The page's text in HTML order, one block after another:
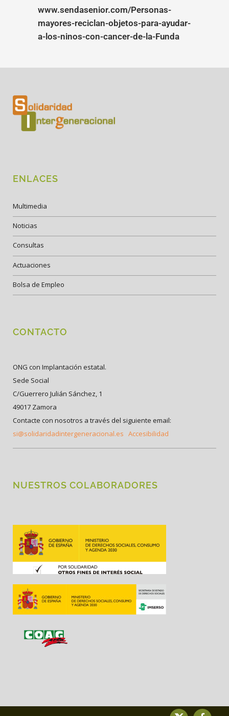
www.sendasenior.com/Personas-
mayores-reciclan-objetos-para-ayudar-
a-los-ninos-con-cancer-de-la-Funda
ENLACES
Multimedia
Noticias
Consultas
Actuaciones
Bolsa de Empleo
CONTACTO
ONG con Implantación estatal.
Sede Social
C/Guerrero Julián Sánchez, 1
49017 Zamora
Contacte con nosotros a través del siguiente email:
si@solidaridadintergeneracional.es Accesibilidad
NUESTROS COLABORADORES